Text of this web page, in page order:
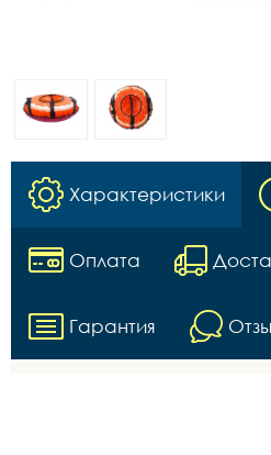
Характеристики
Оплата
Гарантия